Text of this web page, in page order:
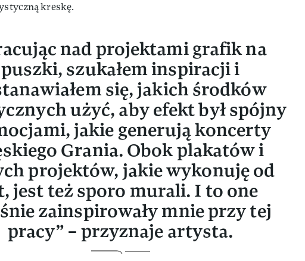
kreskę.
nad projektami grafik na
puszki, szukałem inspiracji i
się, jakich środków
użyć, aby efekt był spójny
jakie generują koncerty
Grania. Obok plakatów i
projektów, jakie wykonuję od
jest też sporo murali. I to one
zainspirowały mnie przy tej
pracy” – przyznaje artysta.